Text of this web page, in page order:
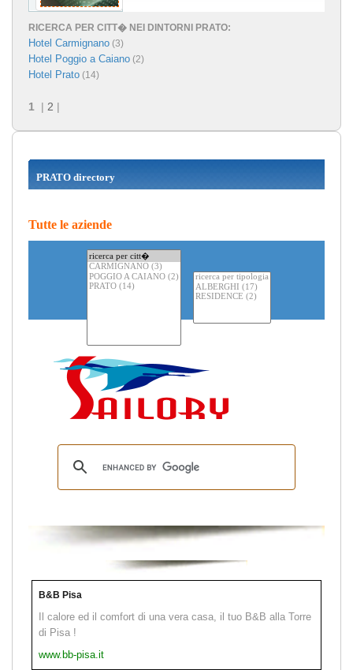
RICERCA PER CITT� NEI DINTORNI PRATO:
Hotel Carmignano (3)
Hotel Poggio a Caiano (2)
Hotel Prato (14)
1 | 2 |
PRATO directory
Tutte le aziende
B&B Pisa
Il calore ed il comfort di una vera casa, il tuo B&B alla Torre
di Pisa !
www.bb-pisa.it